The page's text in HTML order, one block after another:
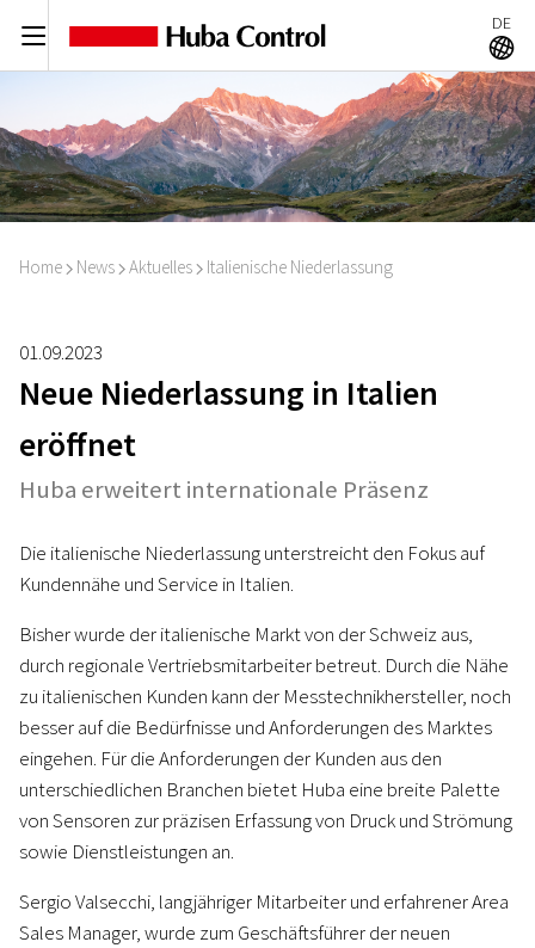
C DE
A
Home I News I Aktuelles I Italienische Niederlassung
01.09.2023
Neue Niederlassung in Italien
eröffnet
Huba erweitert internationale Präsenz
Die italienische Niederlassung unterstreicht den Fokus auf
Kundennähe und Service in Italien.
Bisher wurde der italienische Markt von der Schweiz aus,
durch regionale Vertriebsmitarbeiter betreut. Durch die Nähe
zu italienischen Kunden kann der Messtechnikhersteller, noch
besser auf die Bedürfnisse und Anforderungen des Marktes
eingehen. Für die Anforderungen der Kunden aus den
unterschiedlichen Branchen bietet Huba eine breite Palette
von Sensoren zur präzisen Erfassung von Druck und Strömung
sowie Dienstleistungen an.
Sergio Valsecchi, langjähriger Mitarbeiter und erfahrener Area
Sales Manager, wurde zum Geschäftsführer der neuen